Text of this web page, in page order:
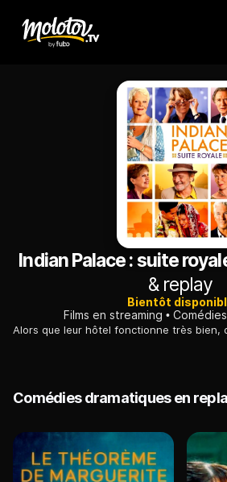
Indian Palace : suite
& replay
Bientôt
Films en streaming
Comédies dramatiques en